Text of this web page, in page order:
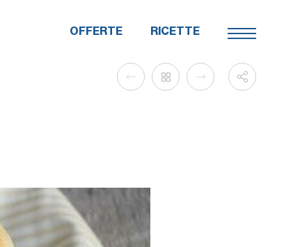
OFFERTE RICETTE